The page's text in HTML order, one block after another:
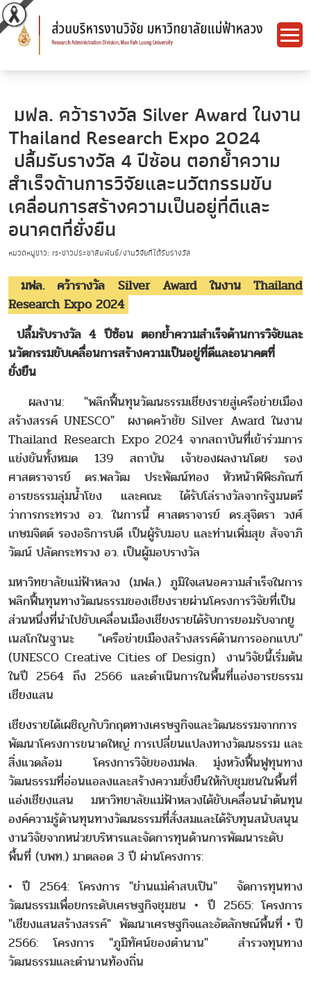
มฟล. คว้ารางวัล Silver Award ในงาน
Thailand Research Expo 2024
ปลื้มรับรางวัล 4 ปีซ้อน ตอกย้ำความ
สำเร็จด้านการวิจัยและนวัตกรรมขับ
เคลื่อนการสร้างความเป็นอยู่ที่ดีและ
อนาคตที่ยั่งยืน
หมวดหมู่ข่าว: rs-ข่าวประชาสัมพันธ์/งานวิจัยที่ได้รับรางวัล
มฟล. คว้ารางวัล Silver Award ในงาน Thailand
Research Expo 2024
ปลื้มรับรางวัล 4 ปีซ้อน ตอกย้ำความสำเร็จด้านการวิจัยและ
นวัตกรรมขับเคลื่อนการสร้างความเป็นอยู่ที่ดีและอนาคตที่
ยั่งยืน
ผลงาน: "พลิกฟื้นทุนวัฒนธรรมเชียงรายสู่เครือข่ายเมือง
สร้างสรรค์ UNESCO" ผงาดคว้าชัย Silver Award ในงาน
Thailand Research Expo 2024 จากสถาบันที่เข้าร่วมการ
แข่งขันทั้งหมด 139 สถาบัน เจ้าของผลงานโดย รอง
ศาสตราจารย์ ดร.พลวัฒ ประพัฒน์ทอง หัวหน้าพิพิธภัณฑ์
อารยธรรมลุ่มน้ำโขง และคณะ ได้รับโล่รางวัลจากรัฐมนตรี
ว่าการกระทรวง อว. ในการนี้ ศาสตราจารย์ ดร.สุจิตรา วงศ์
เกษมจิตต์ รองอธิการบดี เป็นผู้รับมอบ และท่านเพิ่มสุข สัจจาภิ
วัฒน์ ปลัดกระทรวง อว. เป็นผู้มอบรางวัล
มหาวิทยาลัยแม่ฟ้าหลวง (มฟล.) ภูมิใจเสนอความสำเร็จในการ
พลิกฟื้นทุนทางวัฒนธรรมของเชียงรายผ่านโครงการวิจัยที่เป็น
ส่วนหนึ่งที่นำไปขับเคลื่อนเมืองเชียงรายได้รับการยอมรับจากยู
เนสโกในฐานะ "เครือข่ายเมืองสร้างสรรค์ด้านการออกแบบ"
(UNESCO Creative Cities of Design) งานวิจัยนี้เริ่มต้น
ในปี 2564 ถึง 2566 และดำเนินการในพื้นที่แอ่งอารยธรรม
เชียงแสน
เชียงรายได้เผชิญกับวิกฤตทางเศรษฐกิจและวัฒนธรรมจากการ
พัฒนาโครงการขนาดใหญ่ การเปลี่ยนแปลงทางวัฒนธรรม และ
สิ่งแวดล้อม โครงการวิจัยของมฟล. มุ่งหวังฟื้นฟูทุนทาง
วัฒนธรรมที่อ่อนแอลงและสร้างความยั่งยืนให้กับชุมชนในพื้นที่
แอ่งเชียงแสน มหาวิทยาลัยแม่ฟ้าหลวงได้ขับเคลื่อนนำต้นทุน
องค์ความรู้ด้านทุนทางวัฒนธรรมที่สั่งสมและได้รับทุนสนับสนุน
งานวิจัยจากหน่วยบริหารและจัดการทุนด้านการพัฒนาระดับ
พื้นที่ (บพท.) มาตลอด 3 ปี ผ่านโครงการ:
• ปี 2564: โครงการ "ย่านแม่คำสบเปิน" จัดการทุนทาง
วัฒนธรรมเพื่อยกระดับเศรษฐกิจชุมชน • ปี 2565: โครงการ
"เชียงแสนสร้างสรรค์" พัฒนาเศรษฐกิจและอัตลักษณ์พื้นที่ • ปี
2566: โครงการ "ภูมิทัศน์ของตำนาน" สำรวจทุนทาง
วัฒนธรรมและตำนานท้องถิ่น